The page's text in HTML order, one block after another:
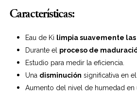
Características:
Eau de Ki limpia suavemente
Durante el proceso de
Estudio para medir la eficiencia.
Una disminución significativa en
Aumento del nivel de humedad en